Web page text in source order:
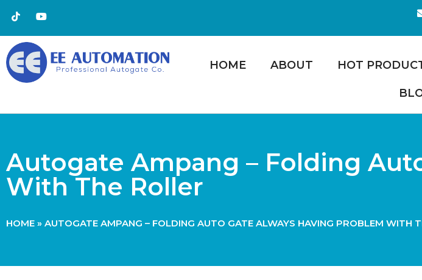
HOME ABOUT HOT
Autogate Ampang – Folding
With The Roller
HOME » AUTOGATE AMPANG – FOLDING AUTO GATE ALWAYS HAVING PROBLEM WITH